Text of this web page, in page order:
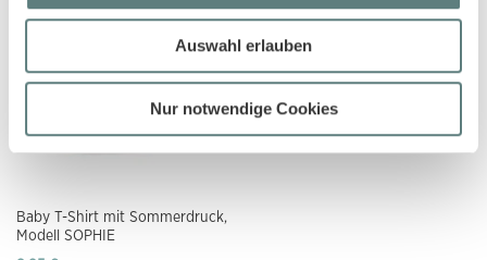
Auswahl erlauben
Nur notwendige Cookies
Baby T-Shirt mit Sommerdruck,
Modell SOPHIE